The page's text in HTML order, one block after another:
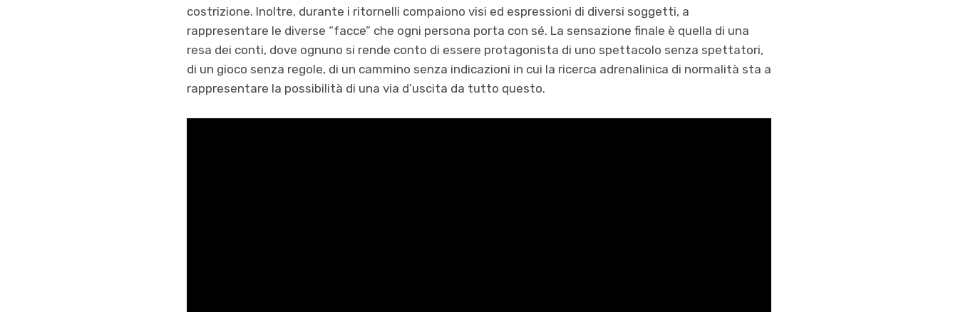
costrizione. Inoltre, durante i ritornelli compaiono visi ed espressioni di diversi soggetti, a
rappresentare le diverse “facce” che ogni persona porta con sé. La sensazione finale è quella di una
resa dei conti, dove ognuno si rende conto di essere protagonista di uno spettacolo senza spettatori,
di un gioco senza regole, di un cammino senza indicazioni in cui la ricerca adrenalinica di normalità sta a
rappresentare la possibilità di una via d’uscita da tutto questo.